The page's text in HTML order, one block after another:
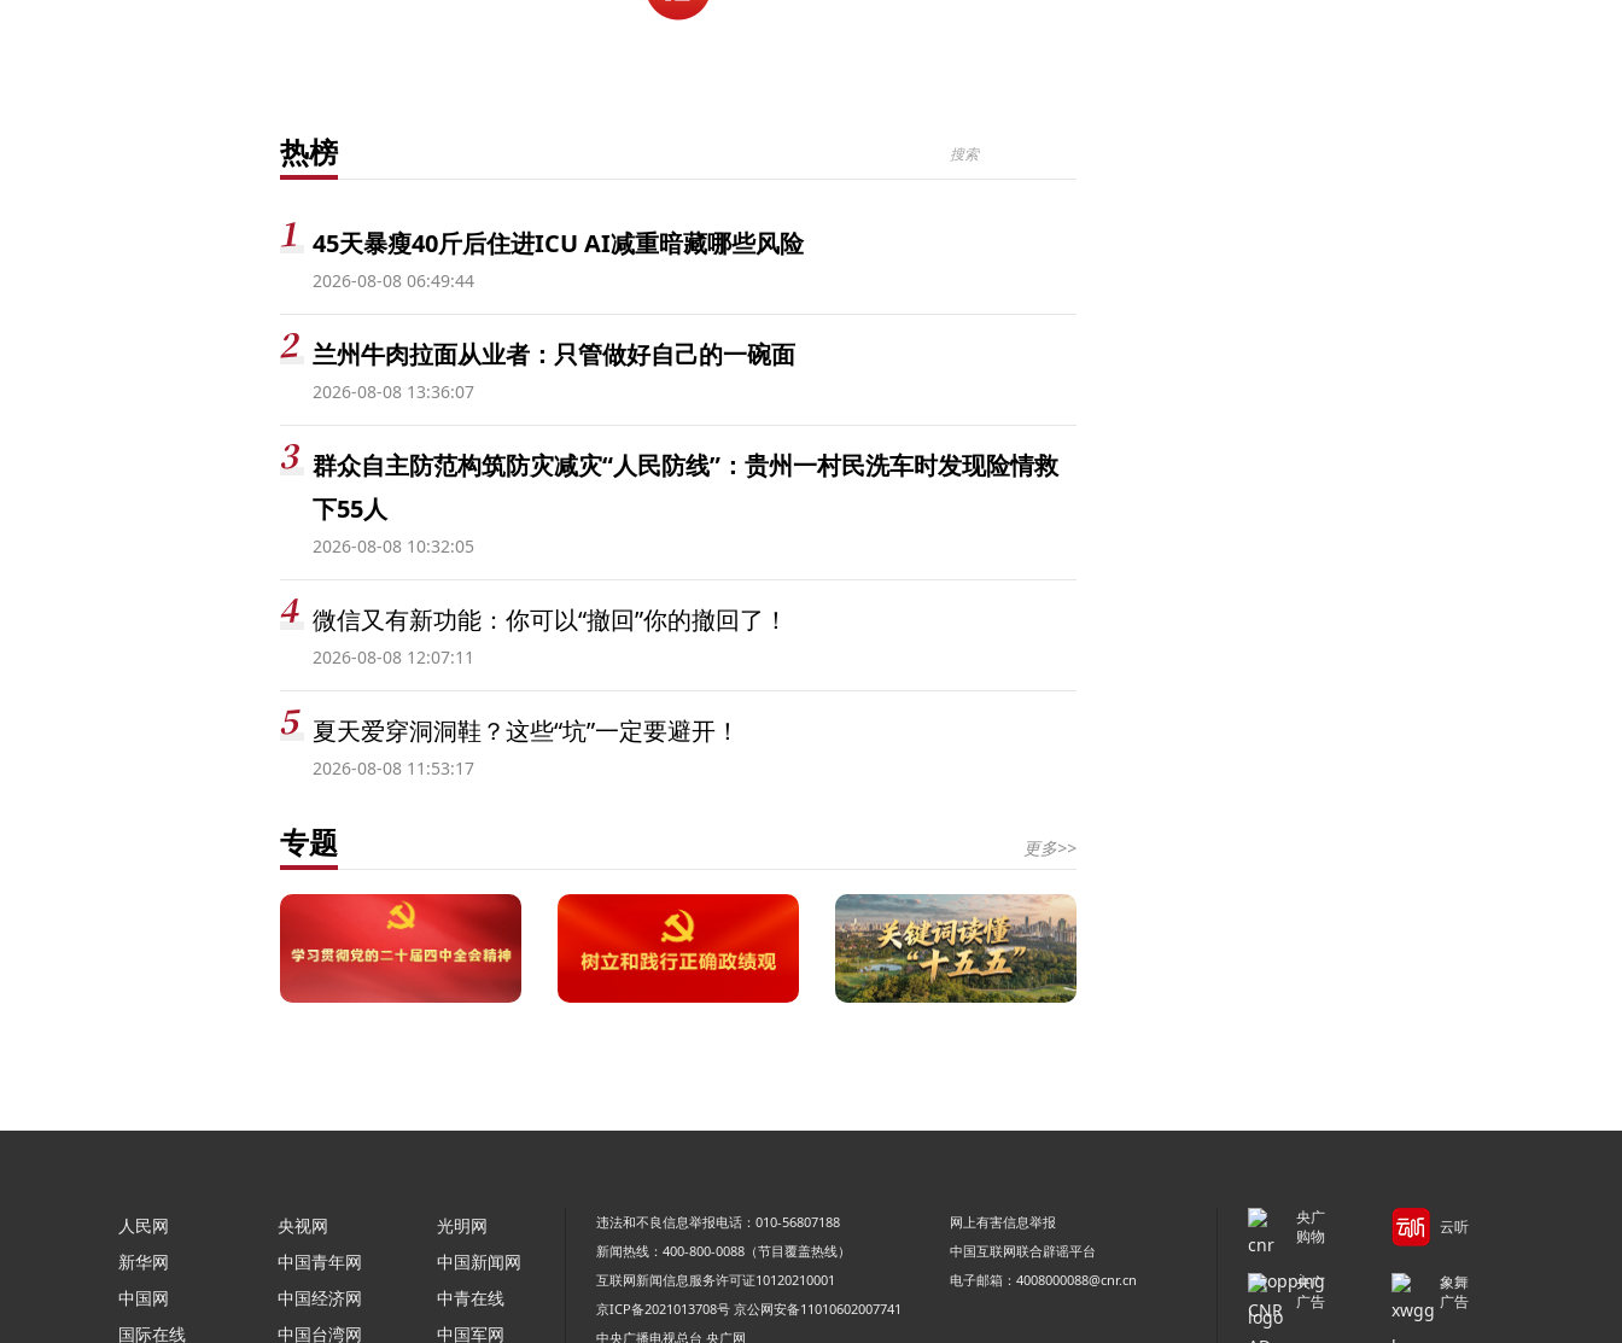
热榜
45天暴瘦40斤后住进ICU AI减重暗藏哪些风险
2026-08-08 06:49:44
兰州牛肉拉面从业者：只管做好自己的一碗面
2026-08-08 13:36:07
群众自主防范构筑防灾减灾“人民防线”：贵州一村民洗车时发现险情救
下55人
2026-08-08 10:32:05
微信又有新功能：你可以“撤回”你的撤回了！
2026-08-08 12:07:11
夏天爱穿洞洞鞋？这些“坑”一定要避开！
2026-08-08 11:53:17
专题 更多>>
人民网
新华网
中国网
国际在线
央视网
中国青年网
中国经济网
中国台湾网
光明网
中国新闻网
中青在线
中国军网
违法和不良信息举报电话：010-56807188
网上有害信息举报
新闻热线：400-800-0088（节目覆盖热线）
中国互联网联合辟谣平台
互联网新闻信息服务许可证10120210001
电子邮箱：4008000088@cnr.cn
京ICP备2021013708号 京公网安备11010602007741
中央广播电视总台 央广网
央广
购物
云听
央广
广告
象舞
广告